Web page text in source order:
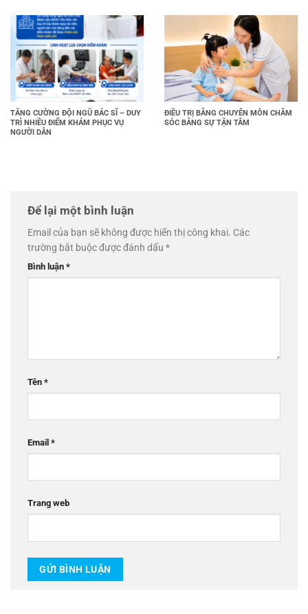
TĂNG CƯỜNG ĐỘI NGŨ BÁC SĨ – DUY
TRÌ NHIỀU ĐIỂM KHÁM PHỤC VỤ
NGƯỜI DÂN
ĐIỀU TRỊ BẰNG CHUYÊN MÔN CHĂM
SÓC BẰNG SỰ TẬN TÂM
Để lại một bình luận
Email của bạn sẽ không được hiển thị công khai. Các
trường bắt buộc được đánh dấu *
Bình luận *
Tên *
Email *
Trang web